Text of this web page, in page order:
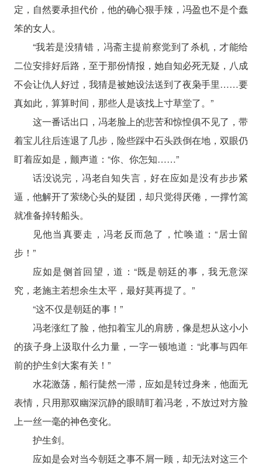
定，自然要承担代价，他的确心狠手辣，冯盈也不是个蠢
笨的女人。
“我若是没猜错，冯斋主提前察觉到了杀机，才能给
二位安排好后路，至于那份情报，她自知必死无疑，八成
不会让仇人好过，我猜是被她设法送到了夜枭手里……要
真如此，算算时间，那些人是该找上寸草堂了。”
这一番话出口，冯老脸上的悲苦和惊惶俱不见了，带
着宝儿往后连退了几步，险些踩中石头跌倒在地，双眼仍
盯着应如是，颤声道：“你、你怎知……”
话没说完，冯老自知失言，好在应如是没有步步紧
逼，他解开了萦绕心头的疑团，却只觉得厌倦，一撑竹篙
就准备掉转船头。
见他当真要走，冯老反而急了，忙唤道：“居士留
步！”
应如是侧首回望，道：“既是朝廷的事，我无意深
究，老施主若想余生太平，最好莫再提了。”
“这不仅是朝廷的事！”
冯老涨红了脸，他扣着宝儿的肩膀，像是想从这小小
的孩子身上汲取什么力量，一字一顿地道：“此事与四年
前的护生剑大案有关！”
水花激荡，船行陡然一滞，应如是转过身来，他面无
表情，只用那双幽深沉静的眼睛盯着冯老，不放过对方脸
上一丝一毫的神色变化。
护生剑。
应如是会对当今朝廷之事不屑一顾，却无法对这三个